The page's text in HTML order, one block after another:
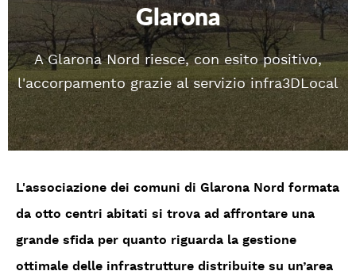
Glarona
A Glarona Nord riesce, con esito positivo,
l'accorpamento grazie al servizio infra3DLocal
L'associazione dei comuni di Glarona Nord formata
da otto centri abitati si trova ad affrontare una
grande sfida per quanto riguarda la gestione
ottimale delle infrastrutture distribuite su un’area